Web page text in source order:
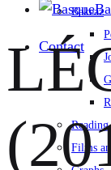
Contact
Bakeaz
Reading
Films